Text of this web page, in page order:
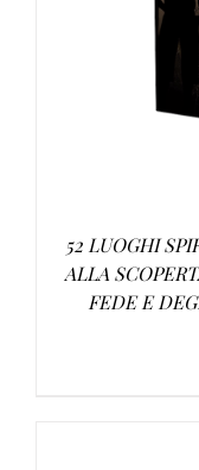
52 LUOGHI
ALLA
FEDE E